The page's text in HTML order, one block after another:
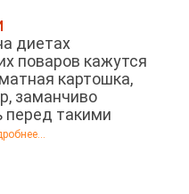
диетах
поваров кажутся
картошка,
заманчиво
такими